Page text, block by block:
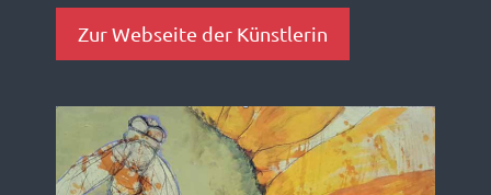
Zur Webseite der Künstlerin